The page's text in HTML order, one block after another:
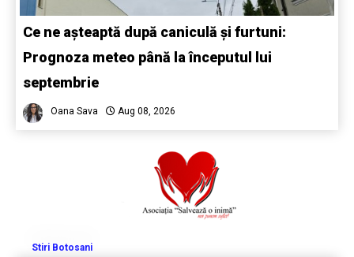
Ce ne așteaptă după caniculă și furtuni:
Prognoza meteo până la începutul lui
septembrie
Oana Sava Aug 08, 2026
Stiri Botosani